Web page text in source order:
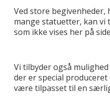
Ved store begivenheder,
mange statuetter, kan
som ikke vises her på
Vi tilbyder også
der er special
være tilpasset til en